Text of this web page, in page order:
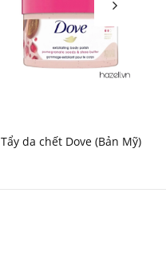
Tẩy da chết Dove (Bản Mỹ)